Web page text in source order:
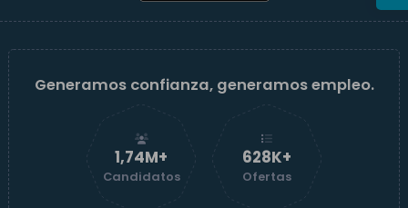
Generamos confianza, generamos empleo.
1,74M+
Candidatos
629K+
Ofertas